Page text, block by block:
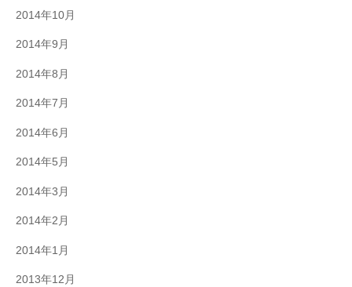
2014年10月
2014年9月
2014年8月
2014年7月
2014年6月
2014年5月
2014年3月
2014年2月
2014年1月
2013年12月